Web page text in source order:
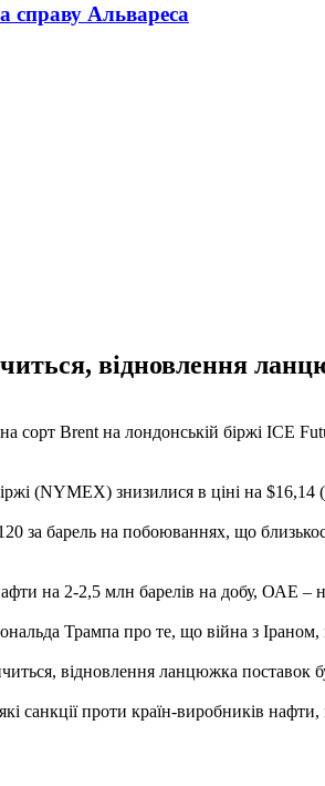
справу Альвареса
відновлення
сорт Brent на лондонській біржі ICE
(NYMEX) знизилися в ціні на $16,14
за барель на побоюваннях, що
на 2-2,5 млн барелів на добу, ОАЕ
Трампа про те, що війна з Іраном,
відновлення ланцюжка
проти країн-виробників